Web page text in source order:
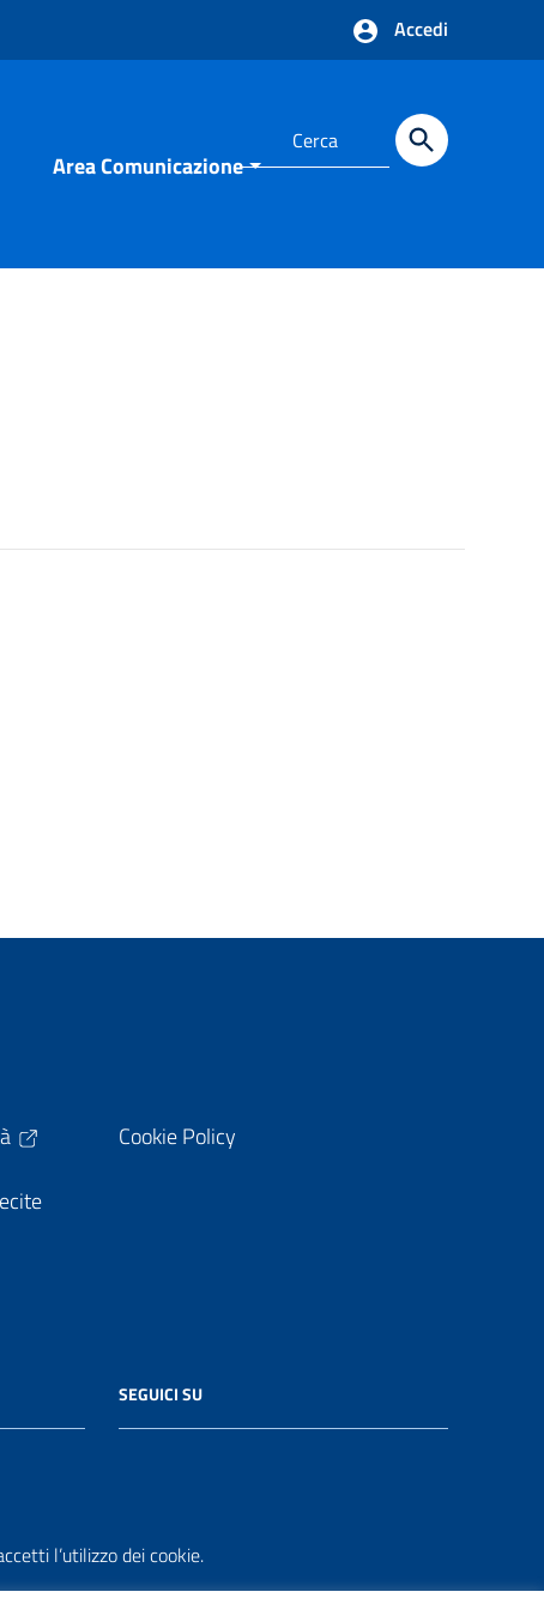
l’utilizzo dei cookie.
Accedi
Area Comunicazione
Cookie Policy
SEGUICI SU